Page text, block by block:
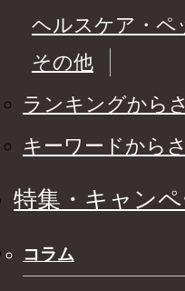
ヘルスケア・ペ
その他
ランキングから
キーワードから
特集・キャン
コラム